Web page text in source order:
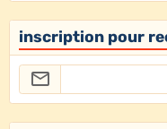
inscription pour